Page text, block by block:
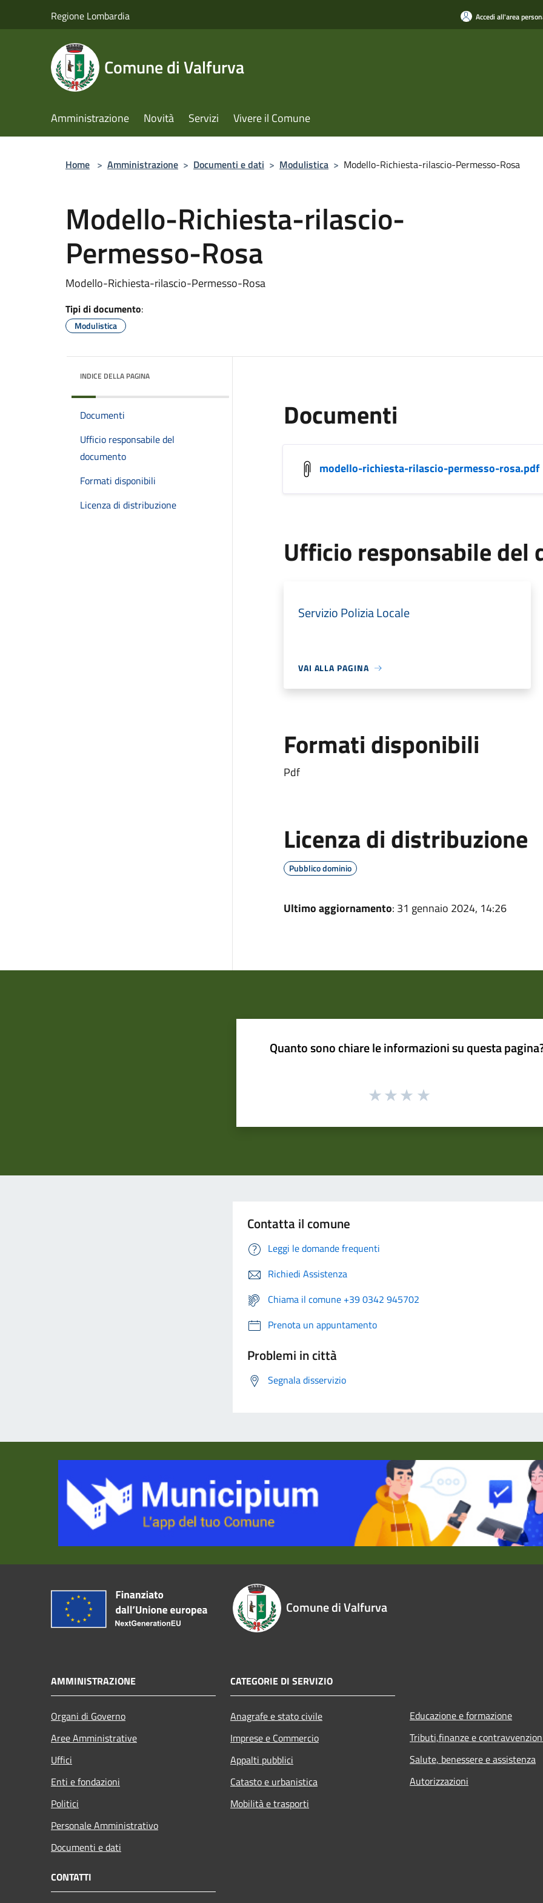
Regione Lombardia Accedi all'area
Comune di Valfurva
Amministrazione Novità Servizi Vivere il Comune
Home > Amministrazione > Documenti e dati > Modulistica > Modello-Richiesta-rilascio-Permesso-Rosa
Modello-Richiesta-rilascio-
Permesso-Rosa
Modello-Richiesta-rilascio-Permesso-Rosa
Tipi di documento:
Modulistica
INDICE DELLA PAGINA
Documenti
Ufficio responsabile del
documento
Formati disponibili
Licenza di distribuzione
Documenti
modello-richiesta-rilascio-permesso-rosa.pdf
Ufficio responsabile del
Servizio Polizia Locale
VAI ALLA PAGINA
Formati disponibili
Pdf
Licenza di distribuzione
Pubblico dominio
Ultimo aggiornamento: 31 gennaio 2024, 14:26
Quanto sono chiare le informazioni su questa
Contatta il comune
Leggi le domande frequenti
Richiedi Assistenza
Chiama il comune +39 0342 945702
Prenota un appuntamento
Problemi in città
Segnala disservizio
Comune di Valfurva
AMMINISTRAZIONE
Organi di Governo
Aree Amministrative
Uffici
Enti e fondazioni
Politici
Personale Amministrativo
Documenti e dati
CATEGORIE DI SERVIZIO
Anagrafe e stato civile
Imprese e Commercio
Appalti pubblici
Catasto e urbanistica
Mobilità e trasporti
Educazione e formazione
Tributi,finanze e
Salute, benessere e assistenza
Autorizzazioni
CONTATTI